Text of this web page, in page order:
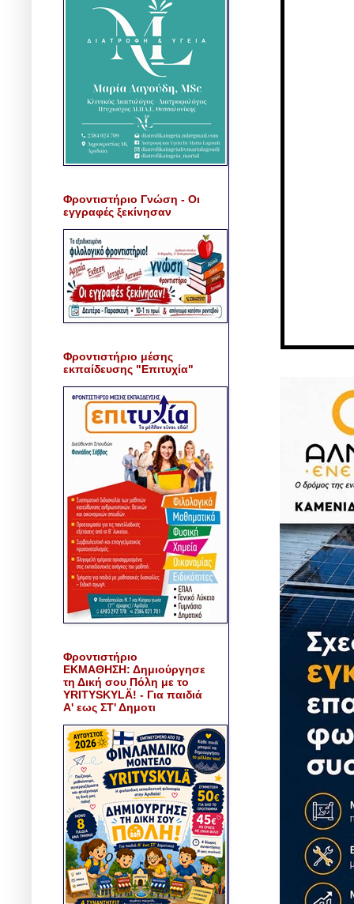
Φροντιστήριο Γνώση - Οι
εγγραφές ξεκίνησαν
Φροντιστήριο μέσης
εκπαίδευσης "Επιτυχία"
Φροντιστήριο
ΕΚΜΑΘΗΣΗ: Δημιούργησε
τη Δική σου Πόλη με το
YRITYSKYLÄ! - Για παιδιά
Α' εως ΣΤ' Δημοτι